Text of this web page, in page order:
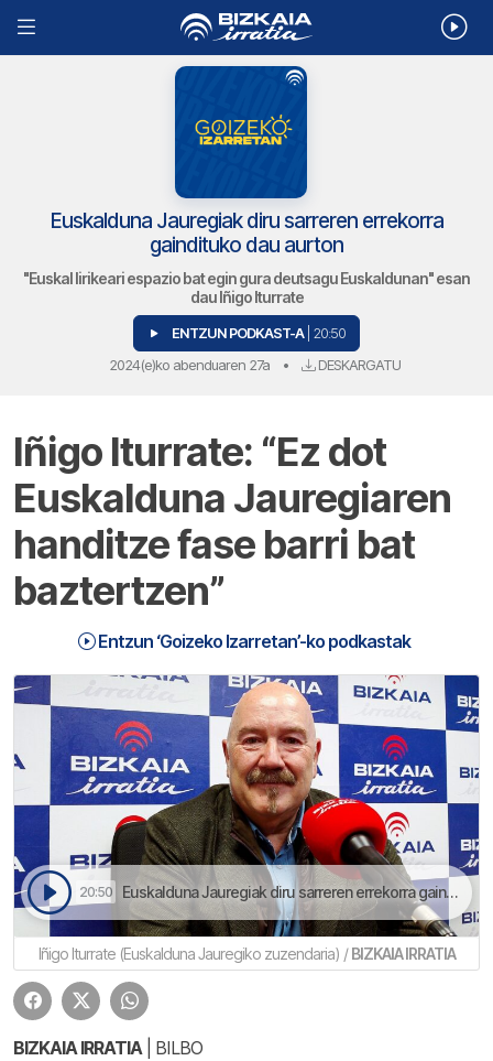
Euskalduna Jauregiak diru sarreren errekorra
gaindituko dau aurton
"Euskal lirikeari espazio bat egin gura deutsagu Euskaldunan" esan
dau Iñigo Iturrate
ENTZUN PODKAST-A | 20:50
2024(e)ko abenduaren 27a • DESKARGATU
Iñigo Iturrate: “Ez dot
Euskalduna Jauregiaren
handitze fase barri bat
baztertzen”
Entzun ‘Goizeko Izarretan’-ko podkastak
20:50 Euskalduna Jauregiak diru sarreren errekorra gaindituko dau aurton | Goizeko Izarretan
Iñigo Iturrate (Euskalduna Jauregiko zuzendaria) /BIZKAIA IRRATIA
BIZKAIA IRRATIA| BILBO